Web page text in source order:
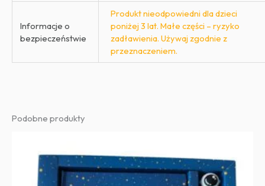
Informacje o
bezpieczeństwie
Produkt nieodpowiedni dla dzieci
poniżej 3 lat. Małe części – ryzyko
zadławienia. Używaj zgodnie z
przeznaczeniem.
Podobne produkty